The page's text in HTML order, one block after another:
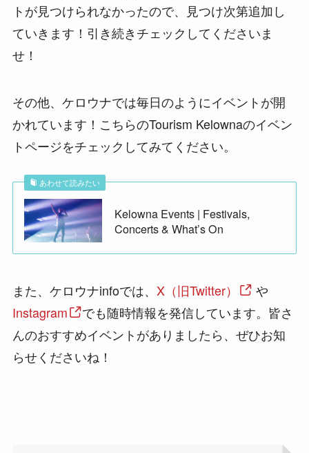
トが見つけられなかったので、見つけ次第追加し
ていきます！引き続きチェックしてくださいま
せ！
その他、ケロウナでは毎日のようにイベントが開
かれています！こちらのTourism Kelownaのイベン
トページをチェックしてみてください。
あわせて読みたい
Kelowna Events | Festivals,
Concerts & What’s On
また、ケロウナinfoでは、 X（旧Twitter）
や
Instagram
でも随時情報を発信しています。皆さ
んのおすすめイベントがありましたら、ぜひお知
らせくださいね！